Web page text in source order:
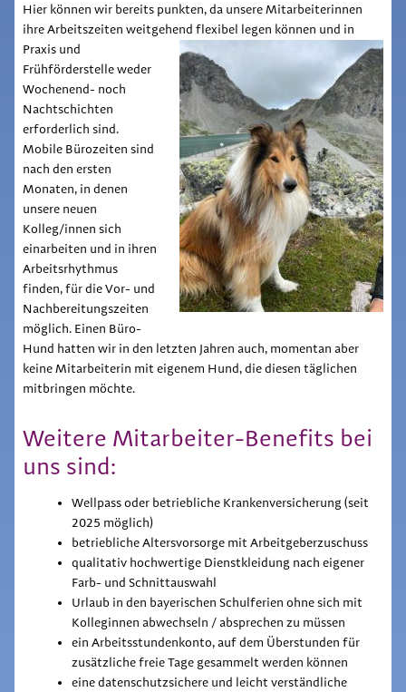
Hier können wir bereits punkten, da unsere Mitarbeiterinnen
ihre Arbeitszeiten weitgehend flexibel legen können und in
Praxis und
Frühförderstelle weder
Wochenend- noch
Nachtschichten
erforderlich sind.
Mobile Bürozeiten sind
nach den ersten
Monaten, in denen
unsere neuen
Kolleg/innen sich
einarbeiten und in ihren
Arbeitsrhythmus
finden, für die Vor- und
Nachbereitungszeiten
möglich. Einen Büro-
Hund hatten wir in den letzten Jahren auch, momentan aber
keine Mitarbeiterin mit eigenem Hund, die diesen täglichen
mitbringen möchte.
Weitere Mitarbeiter-Benefits bei
uns sind:
Wellpass oder betriebliche Krankenversicherung (seit
2025 möglich)
betriebliche Altersvorsorge mit Arbeitgeberzuschuss
qualitativ hochwertige Dienstkleidung nach eigener
Farb- und Schnittauswahl
Urlaub in den bayerischen Schulferien ohne sich mit
Kolleginnen abwechseln / absprechen zu müssen
ein Arbeitsstundenkonto, auf dem Überstunden für
zusätzliche freie Tage gesammelt werden können
eine datenschutzsichere und leicht verständliche